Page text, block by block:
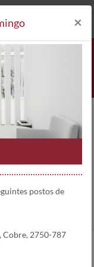
de Colheita
3
3 (IgG)
×
postos de
Cobre, 2750-787